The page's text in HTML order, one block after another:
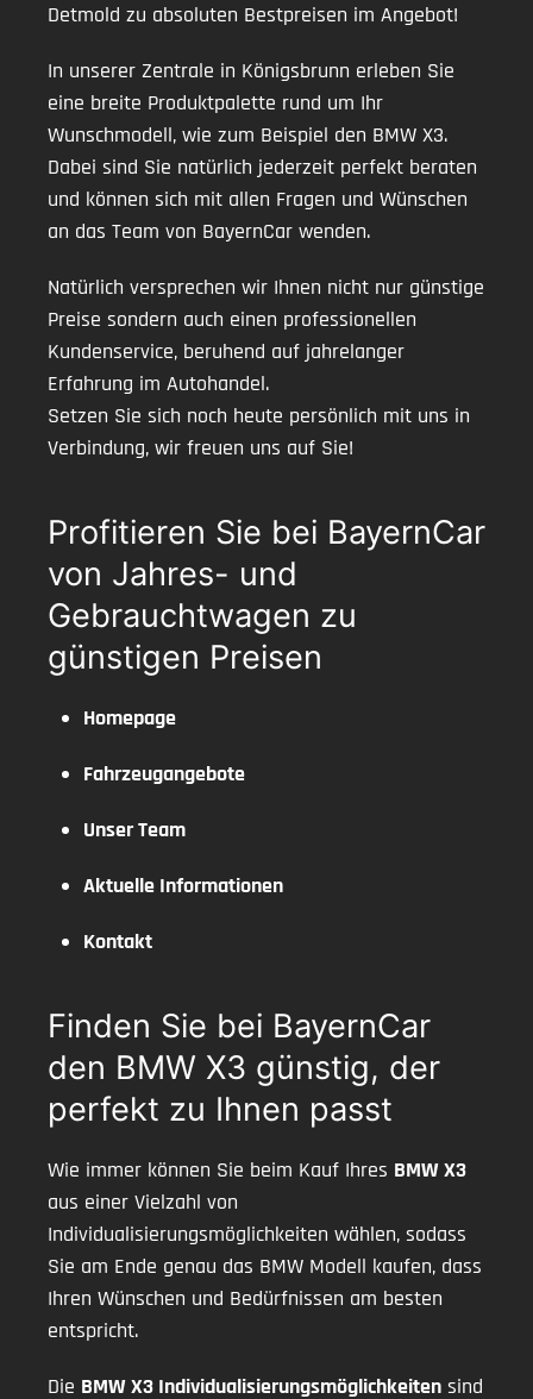
Detmold zu absoluten Bestpreisen im Angebot!
In unserer Zentrale in Königsbrunn erleben Sie
eine breite Produktpalette rund um Ihr
Wunschmodell, wie zum Beispiel den BMW X3.
Dabei sind Sie natürlich jederzeit perfekt beraten
und können sich mit allen Fragen und Wünschen
an das Team von BayernCar wenden.
Natürlich versprechen wir Ihnen nicht nur günstige
Preise sondern auch einen professionellen
Kundenservice, beruhend auf jahrelanger
Erfahrung im Autohandel.
Setzen Sie sich noch heute persönlich mit uns in
Verbindung, wir freuen uns auf Sie!
Profitieren Sie bei BayernCar
von Jahres- und
Gebrauchtwagen zu
günstigen Preisen
Homepage
Fahrzeugangebote
Unser Team
Aktuelle Informationen
Kontakt
Finden Sie bei BayernCar
den BMW X3 günstig, der
perfekt zu Ihnen passt
Wie immer können Sie beim Kauf Ihres BMW X3
aus einer Vielzahl von
Individualisierungsmöglichkeiten wählen, sodass
Sie am Ende genau das BMW Modell kaufen, dass
Ihren Wünschen und Bedürfnissen am besten
entspricht.
Die BMW X3 Individualisierungsmöglichkeiten sind